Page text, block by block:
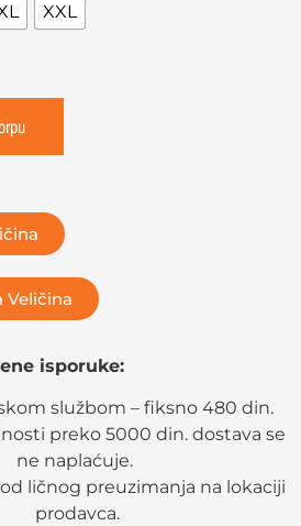
XXL
Veličina
isporuke:
službom – fiksno 480 din.
preko 5000 din. dostava se
ne naplaćuje.
ličnog preuzimanja na lokaciji
prodavca.